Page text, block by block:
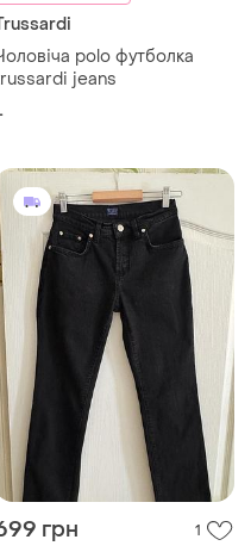
polo футболка
jeans
грн 1